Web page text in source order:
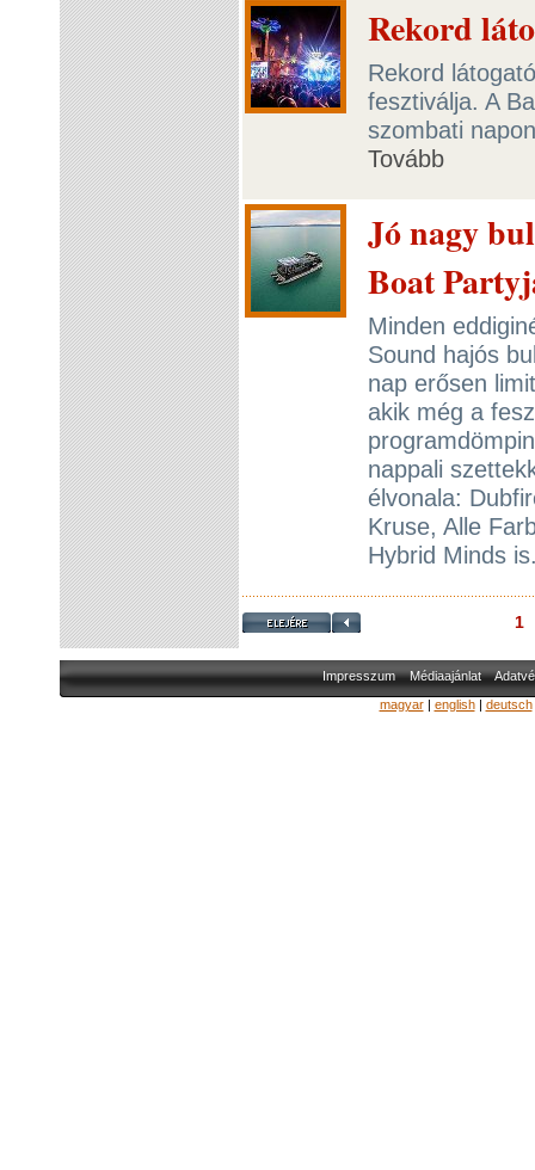
Rekord
Rekord
fesztiválja. A
szombati
Tovább
Jó nagy
Boat
Minden
Sound hajós
nap erősen
akik még a
nappali
élvonala:
Kruse, Alle
Hybrid Minds
1
Impresszum Médiaajánlat
magyar| english| deutsch